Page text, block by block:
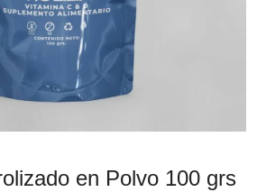
en Polvo 100 grs